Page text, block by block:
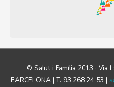
© Salut i Família 2013 · Via
BARCELONA | T. 93 268 24 53 |